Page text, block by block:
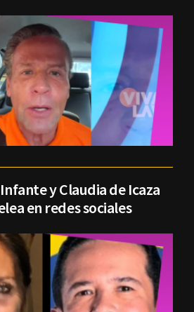
y Claudia de Icaza
en redes sociales